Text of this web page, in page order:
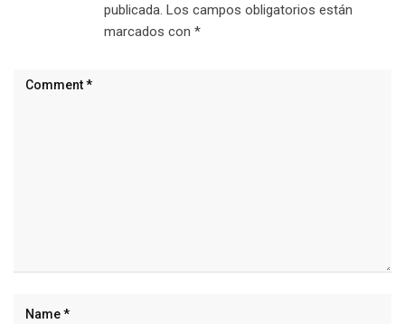
publicada. Los campos obligatorios están
marcados con *